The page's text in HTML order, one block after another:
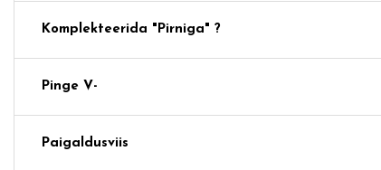
Komplekteerida "pirniga" ?
Pinge V-
Paigaldusviis